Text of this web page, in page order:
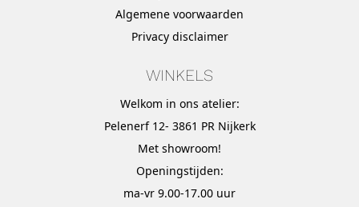
Algemene voorwaarden
Privacy disclaimer
WINKELS
Welkom in ons atelier:
Pelenerf 12- 3861 PR Nijkerk
Met showroom!
Openingstijden:
ma-vr 9.00-17.00 uur